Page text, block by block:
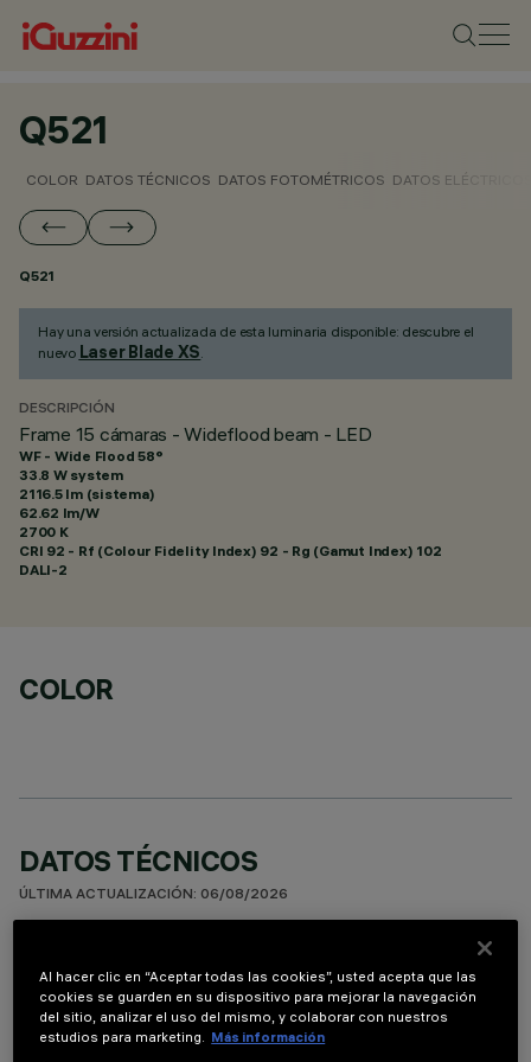
Q521
COLOR DATOS TÉCNICOS DATOS FOTOMÉTRICOS DATOS
Q521
Hay una versión actualizada de esta luminaria disponible: descubre el
nuevo Laser Blade XS.
DESCRIPCIÓN
Frame 15 cámaras - Wideflood beam - LED
WF - Wide Flood 58°
33.8 W system
2116.5 lm (sistema)
62.62 lm/W
2700 K
CRI 92 - Rf (Colour Fidelity Index) 92 - Rg (Gamut Index) 102
DALI-2
COLOR
DATOS TÉCNICOS
ÚLTIMA ACTUALIZACIÓN: 06/08/2026
Luminaria miniaturizada empotrable lineal con 15 elementos
ópticos para lámparas led - ópticas fijas No obstante las
dimensiones supercompactas del producto, la tecnología
Al hacer clic en “Aceptar todas las cookies”, usted acepta que las
cookies se guarden en su dispositivo para mejorar la navegación
del sitio, analizar el uso del mismo, y colaborar con nuestros
estudios para marketing.
Más información